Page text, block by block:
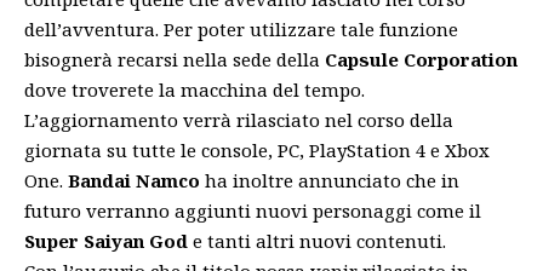
dell’avventura. Per poter utilizzare tale funzione
bisognerà recarsi nella sede della Capsule Corporation
dove troverete la macchina del tempo.
L’aggiornamento verrà rilasciato nel corso della
giornata su tutte le console, PC, PlayStation 4 e Xbox
One. Bandai Namco ha inoltre annunciato che in
futuro verranno aggiunti nuovi personaggi come il
Super Saiyan God e tanti altri nuovi contenuti.